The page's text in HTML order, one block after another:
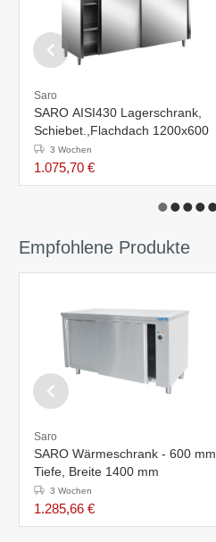
Saro
SARO AISI430 Lagerschrank,
Schiebet.,Flachdach 1200x600
3 Wochen
1.075,70 €
Empfohlene Produkte
Saro
SARO Wärmeschrank - 600 mm
Tiefe, Breite 1400 mm
3 Wochen
1.285,66 €